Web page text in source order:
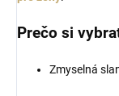
Prečo si
Zmyselná